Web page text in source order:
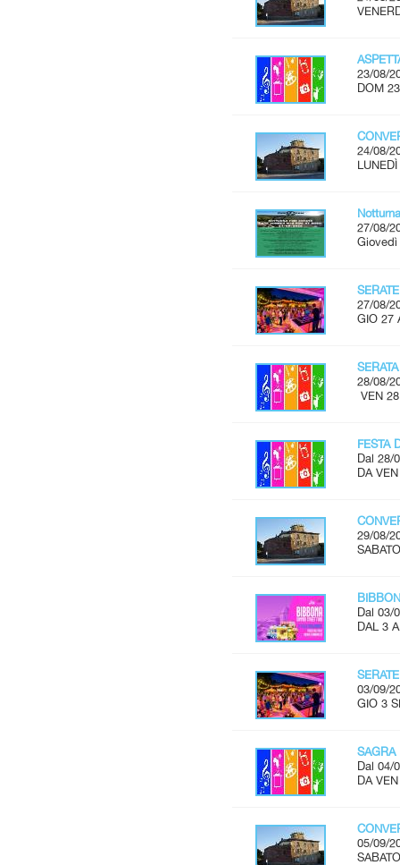
23/08/
DOM
24/08/
27/08/
Giovedì
27/08/
GIO 27
28/08/
VEN
FESTA
Dal 28/
DA
29/08/
Dal 03/
DAL 3
03/09/
GIO 3
SAGRA
Dal 04/
DA
05/09/